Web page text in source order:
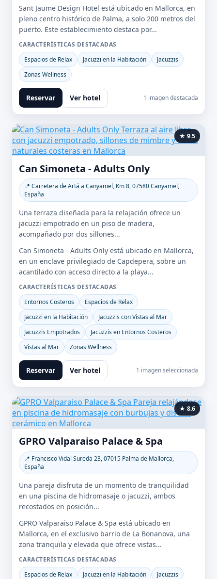
Sant Jaume Design Hotel está ubicado en Mallorca, en
pleno centro histórico de Palma, a solo 200 metros del
puerto. Este establecimiento destaca por...
CARACTERÍSTICAS DESTACADAS
Espacios de Relax
Jacuzzi en la Habitación
Jacuzzis
Zonas Wellness
Reservar Ver hotel 1 imagen destacada
★ 9.5
Can Simoneta - Adults Only
📍 Carretera de Artá a Canyamel, Km 8, 07580 Canyamel,
España
Una terraza diseñada para la relajación ofrece un
jacuzzi empotrado en un piso de madera,
acompañado por dos sillones...
Can Simoneta - Adults Only está ubicado en Mallorca,
en un enclave privilegiado de Capdepera, sobre un
acantilado con acceso directo a la playa...
CARACTERÍSTICAS DESTACADAS
Entornos Costeros
Espacios de Relax
Jacuzzi en la Habitación
Jacuzzis con Vistas al Mar
Jacuzzis Empotrados
Jacuzzis en Entornos Costeros
Vistas al Mar
Zonas Wellness
Reservar Ver hotel 1 imagen seleccionada
★ 8.6
GPRO Valparaiso Palace & Spa
📍 Francisco Vidal Sureda 23, 07015 Palma de Mallorca,
España
Una pareja disfruta de un momento de tranquilidad
en una piscina de hidromasaje o jacuzzi, ambos
recostados en posición...
GPRO Valparaiso Palace & Spa está ubicado en
Mallorca, en el exclusivo barrio de La Bonanova, una
zona tranquila y elevada que ofrece vistas...
CARACTERÍSTICAS DESTACADAS
Espacios de Relax
Jacuzzi en la Habitación
Jacuzzis